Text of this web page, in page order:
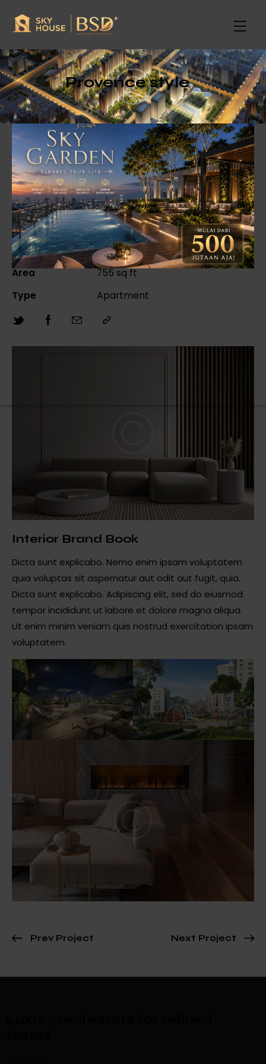
Provence style
Interior Brand Book
Dicta sunt explicabo. Nemo enim ipsam voluptatem
quia voluptas sit aspernatur aut odit aut fugit, quia.
Dicta sunt explicabo. Adipiscing elit, sed do eiusmod
tempor incididunt ut labore et dolore magna aliqua.
Ut enim minim veniam quis nostrud exercitation ipsam
voluptatem.
Lorem ipsum dolor sit amet, consectetur adipiscing
elit, sed do eiusmod tempor incididunt ut labore et
dolore magna aliqua. Ut enim ad minim veniam, quis
nostrud exercitation ullamco laboris nisi ut aliquip ex
ea commodo consequat.
Status
Ready for occupancy
Area
755 sq ft
Type
Apartment
Prev Project Next Project